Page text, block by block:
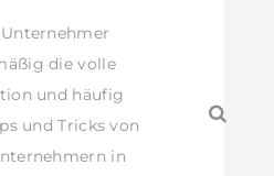
die volle
und häufig
und Tricks von
in